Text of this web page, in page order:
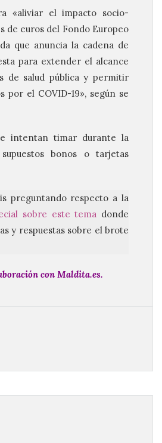
«aliviar el impacto socio-
de euros del Fondo Europeo
que anuncia la cadena de
para extender el alcance
de salud pública y permitir
por el COVID-19», según se
intentan timar durante la
bonos o tarjetas
preguntando respecto a la
sobre este tema donde
y respuestas sobre el brote
con Maldita.es.